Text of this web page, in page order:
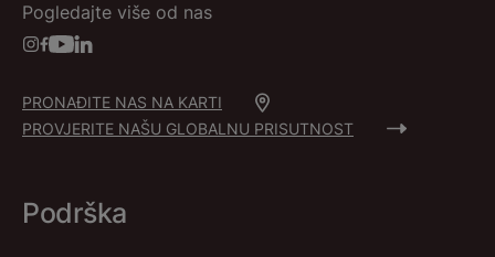
Pogledajte više od nas
PRONAĐITE NAS NA KARTI
PROVJERITE NAŠU GLOBALNU PRISUTNOST
Podrška